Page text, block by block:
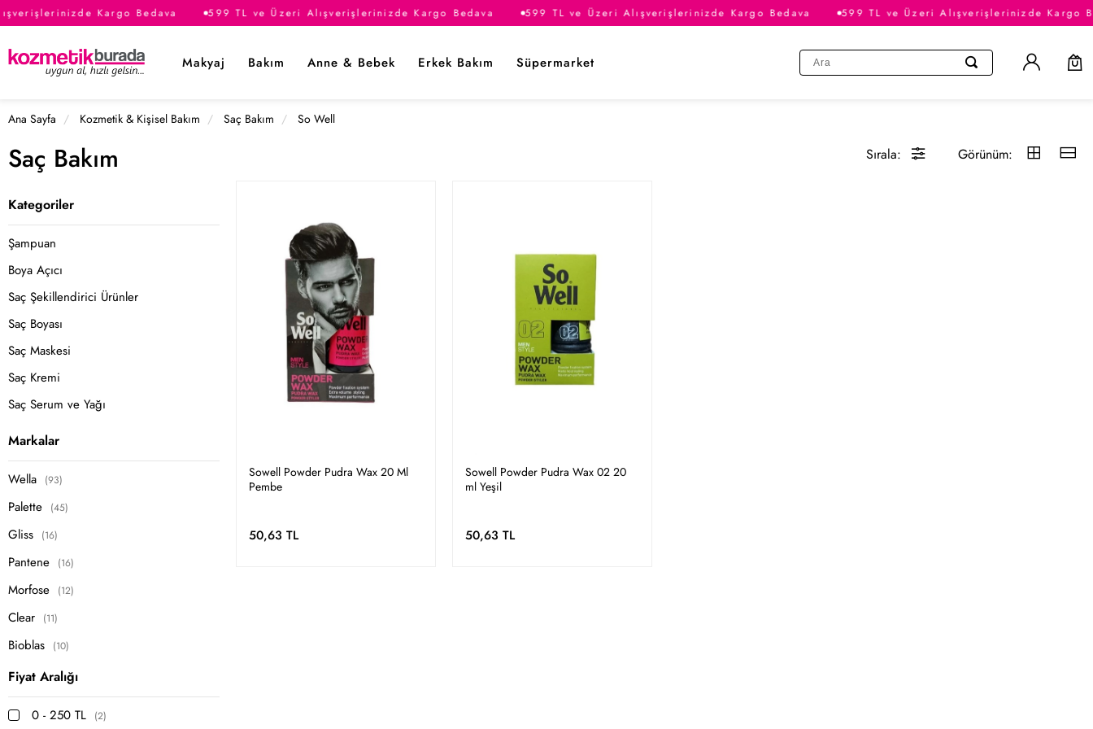
Kargo Bedava 599 TL ve Üzeri Alışverişlerinizde Kargo Bedava 599 TL ve Üzeri Alışverişlerinizde Kargo Bedava 599 TL ve Üzeri Alışverişlerinizde Kargo
Makyaj Bakım Anne & Bebek Erkek Bakım Süpermarket
Ana Sayfa Kozmetik & Kişisel Bakım Saç Bakım So Well
Saç Bakım
Kategoriler
Şampuan
Boya Açıcı
Saç Şekillendirici Ürünler
Saç Boyası
Saç Maskesi
Saç Kremi
Saç Serum ve Yağı
Saç Fırçası ve Tarak
Saç Açıcı Sprey
Saç Bakım Seti
Saç Toniği
Markalar
Wella (93)
Palette (45)
Gliss (16)
Pantene (16)
Morfose (12)
Clear (11)
Bioblas (10)
Head&Shoulders
PALETTE DELUXE(10)
Fiyat Aralığı
0 - 250 TL (2)
Sırala: Görünüm:
Sowell Powder Pudra Wax 20 Ml
Pembe
50,63 TL
Sowell Powder Pudra Wax 02 20
ml Yeşil
50,63 TL